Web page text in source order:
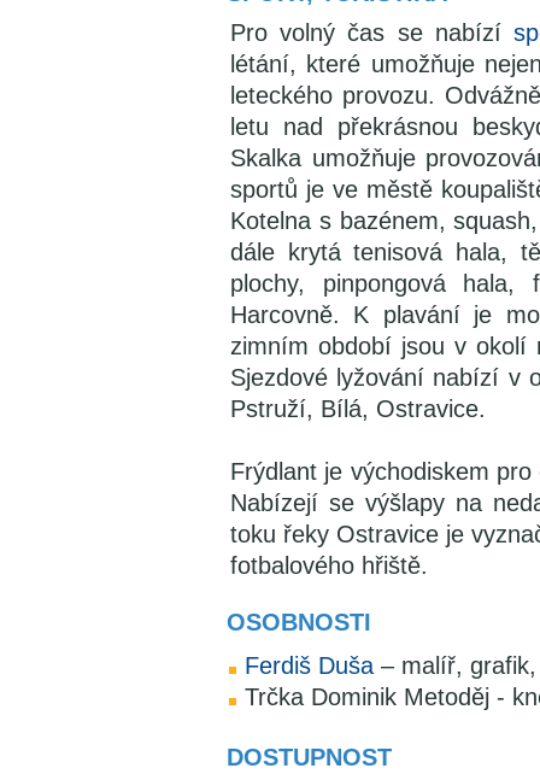
Pro volný čas se nabízí
létání, které umožňuje
leteckého provozu.
letu nad překrásnou
Skalka umožňuje
sportů je ve městě
Kotelna s bazénem,
dále krytá tenisová hala,
plochy, pinpongová
Harcovně. K plavání je
zimním období jsou v okolí
Sjezdové lyžování nabízí v
Pstruží, Bílá, Ostravice.
Frýdlant je východiskem
Nabízejí se výšlapy na
toku řeky Ostravice je
fotbalového hřiště.
OSOBNOSTI
Ferdiš Duša – malíř,
Trčka Dominik Metoděj -
DOSTUPNOST